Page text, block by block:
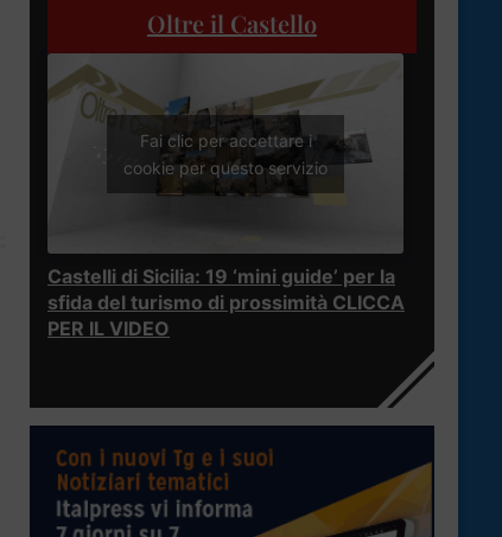
Oltre il Castello
Fai clic per accettare i
cookie per questo servizio
Castelli di Sicilia: 19 ‘mini guide’ per la
sfida del turismo di prossimità CLICCA
PER IL VIDEO